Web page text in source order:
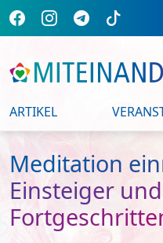
ARTIKEL
Meditation
Einsteiger und